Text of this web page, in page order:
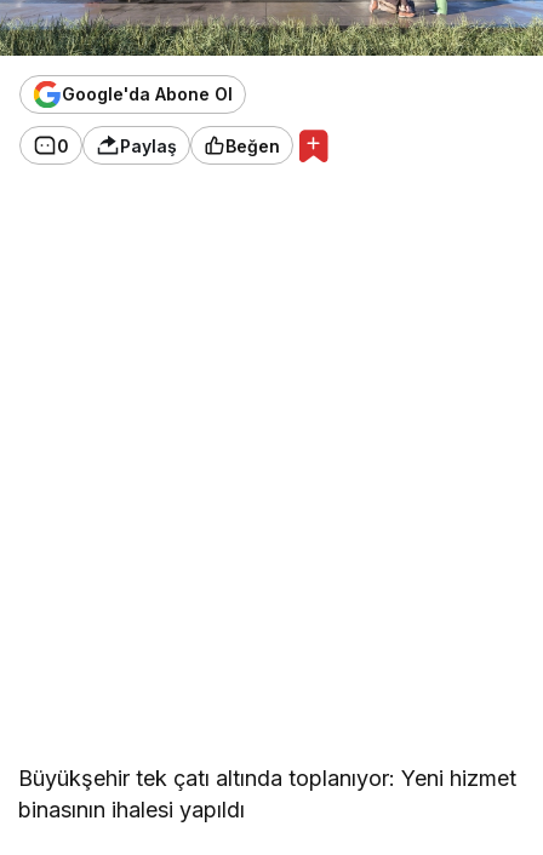
Google'da Abone Ol
0 Paylaş Beğen
Büyükşehir tek çatı altında toplanıyor: Yeni hizmet
binasının ihalesi yapıldı